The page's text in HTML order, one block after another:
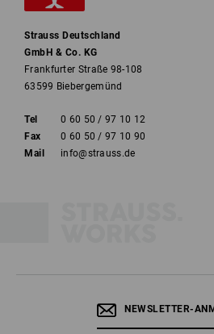
Strauss Deutschland
GmbH & Co. KG
Frankfurter Straße 98-108
63599 Biebergemünd
Tel
0 60 50 / 97 10 12
Fax
0 60 50 / 97 10 90
Mail
info@strauss.de
NEWSLETTER-